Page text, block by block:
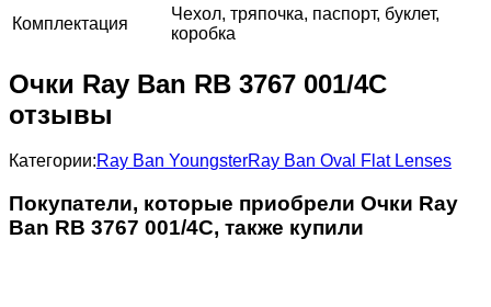
Комплектация
Чехол, тряпочка, паспорт, буклет,
коробка
Очки Ray Ban RB 3767 001/4C
отзывы
Категории:Ray Ban YoungsterRay Ban Oval Flat Lenses
Покупатели, которые приобрели Очки Ray
Ban RB 3767 001/4C, также купили